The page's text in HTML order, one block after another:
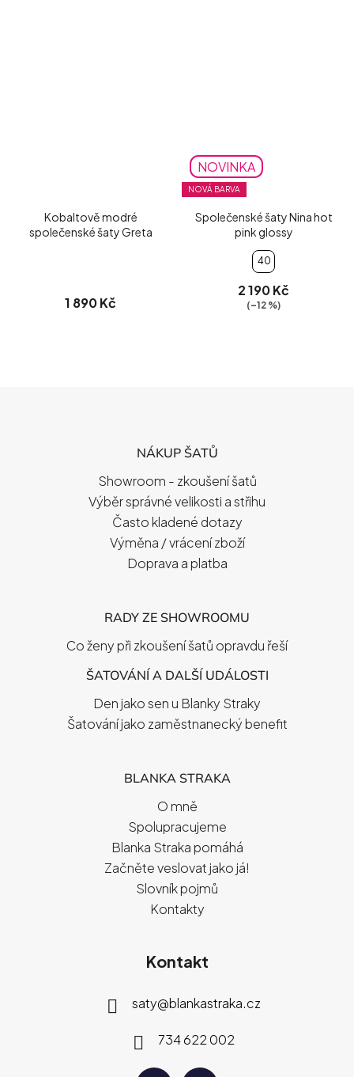
Kobaltově modré
společenské šaty Greta
1 890 Kč
NOVINKA
NOVÁ BARVA
Společenské šaty Nina hot
pink glossy
40
2 190 Kč
(–12 %)
NÁKUP ŠATŮ
Showroom - zkoušení šatů
Výběr správné velikosti a střihu
Často kladené dotazy
Výměna / vrácení zboží
Doprava a platba
RADY ZE SHOWROOMU
Co ženy při zkoušení šatů opravdu řeší
ŠATOVÁNÍ A DALŠÍ UDÁLOSTI
Den jako sen u Blanky Straky
Šatování jako zaměstnanecký benefit
BLANKA STRAKA
O mně
Spolupracujeme
Blanka Straka pomáhá
Začněte veslovat jako já!
Slovník pojmů
Kontakty
Kontakt
saty@blankastraka.cz
734 622 002